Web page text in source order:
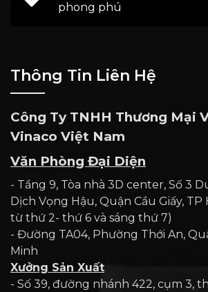
phong phú
Thông Tin Liên Hệ
Công Ty TNHH Thương Mại
Vinaco Việt Nam
Văn Phòng Đại Diện
- Tầng 9, Tòa nhà 3D center, Số 3
Dịch Vọng Hậu, Quận Cầu Giấy, TP
từ thứ 2- thứ 6 và sáng thứ 7)
- Đường TA04, Phường Thới An,
Minh
Xưởng Sản Xuất
- Số 39, đường nhánh 422, cụm 3,